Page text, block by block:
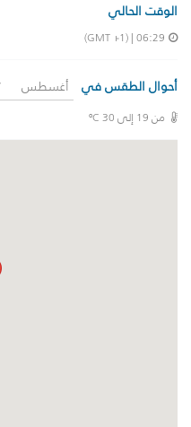
الوقت الحالي
06:29
| (GMT +1)
أحوال الطقس في أغسطس
من 19 إلى 30 ºC